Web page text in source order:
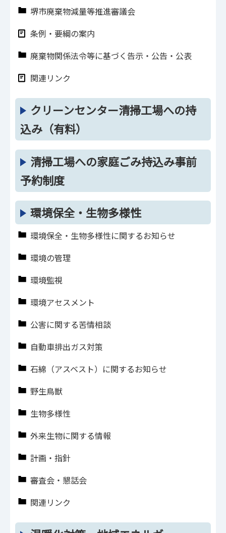
堺市廃棄物減量等推進審議会
条例・要綱の案内
廃棄物関係法令等に基づく告示・公告・公表
関連リンク
クリーンセンター清掃工場への持
込み（有料）
清掃工場への家庭ごみ持込み事前
予約制度
環境保全・生物多様性
環境保全・生物多様性に関するお知らせ
環境の管理
環境監視
環境アセスメント
公害に関する苦情相談
自動車排出ガス対策
石綿（アスベスト）に関するお知らせ
野生鳥獣
生物多様性
外来生物に関する情報
計画・指針
審査会・懇話会
関連リンク